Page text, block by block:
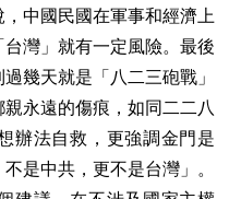
中國民國在軍事和經濟上
灣」就有一定風險。最後
幾天就是「八二三砲戰」
永遠的傷痕，如同二二八
辦法自救，更強調金門是
是中共，更不是台灣」。